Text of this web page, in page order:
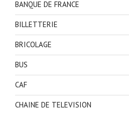
BANQUE DE FRANCE
BILLETTERIE
BRICOLAGE
BUS
CAF
CHAINE DE TELEVISION